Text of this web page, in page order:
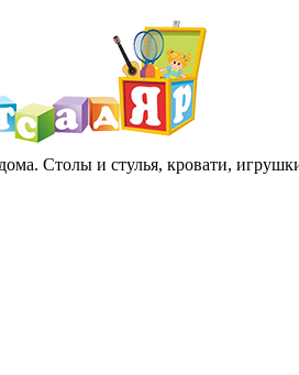
Столы и стулья, кровати,